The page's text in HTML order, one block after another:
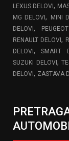
LEXUS DELOVI,
MG DELOVI, MINI
DELOVI,
RENAULT DELOVI,
DELOVI,SMART
SUZUKI DELOVI,
DELOVI, ZASTAVA